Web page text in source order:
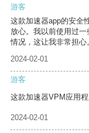
游客
这款加速器app的安全
放心。我以前使用过
情况，这让我非常担心
2024-02-01
游客
这款加速器VPM应用
2024-02-01